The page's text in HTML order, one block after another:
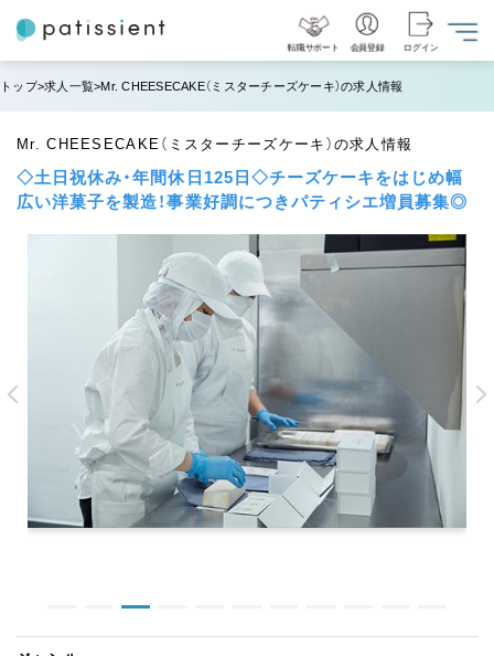
転職サポート 会員登録 ログイン
トップ 求人一覧 Mr. CHEESECAKE（ミスターチーズケーキ）の求人情報
Mr. CHEESECAKE（ミスターチーズケーキ）の求人情報
◇土日祝休み・年間休日125日◇チーズケーキをはじめ幅
広い洋菓子を製造！事業好調につきパティシエ増員募集◎